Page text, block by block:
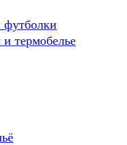
термобелье